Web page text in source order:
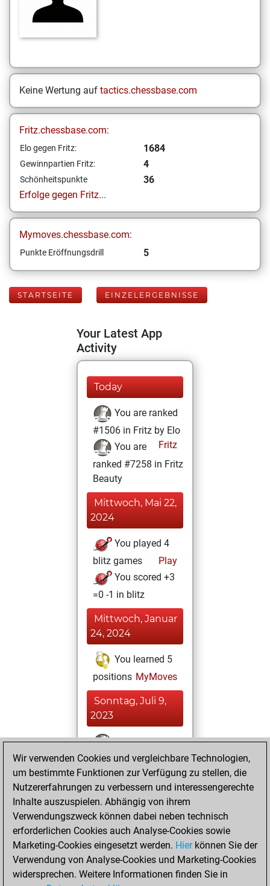
Keine Wertung auf tactics.chessbase.com
Fritz.chessbase.com:
Elo gegen Fritz: 1684
Gewinnpartien Fritz: 4
Schönheitspunkte
36
Erfolge gegen Fritz...
Mymoves.chessbase.com:
Punkte Eröffnungsdrill 5
STARTSEITE EINZELERGEBNISSE
Your Latest App
Activity
Today
You are ranked
#1506 in Fritz by Elo
Fritz
You are
ranked #7258 in Fritz
Beauty
Mittwoch, Mai 22,
2024
You played 4
blitz games
Play
You scored +3
=0 -1 in blitz
Mittwoch, Januar
24, 2024
You learned 5
positions MyMoves
Sonntag, Juli 9,
2023
You won
against Fritz
Fritz
You achieved a
BeautyScore of 36
You achieved a
new Elo of 1684
Samstag, Juli 8,
2023
Wir verwenden Cookies und vergleichbare Technologien,
um bestimmte Funktionen zur Verfügung zu stellen, die
Nutzererfahrungen zu verbessern und interessengerechte
Inhalte auszuspielen. Abhängig von ihrem
Verwendungszweck können dabei neben technisch
erforderlichen Cookies auch Analyse-Cookies sowie
Marketing-Cookies eingesetzt werden. Hierkönnen Sie der
Verwendung von Analyse-Cookies und Marketing-Cookies
widersprechen. Weitere Informationen finden Sie in